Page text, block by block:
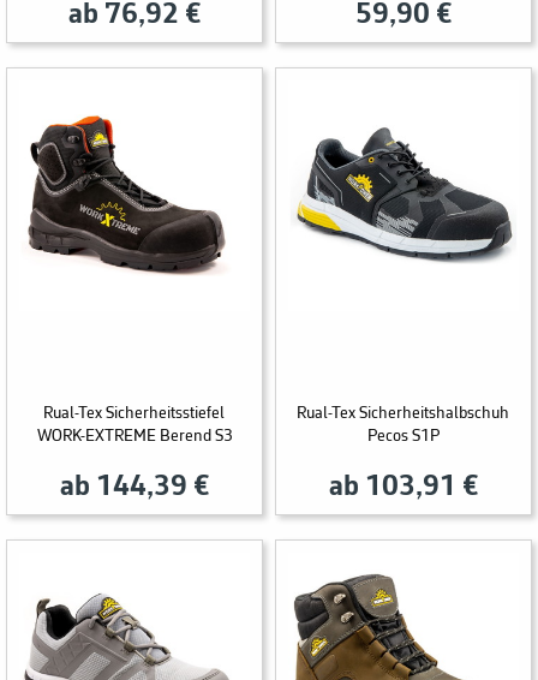
ab 76,92 € 59,90 €
Rual-Tex Sicherheitsstiefel
WORK-EXTREME Berend S3
ab 144,39 €
Rual-Tex Sicherheitshalbschuh
Pecos S1P
ab 103,91 €